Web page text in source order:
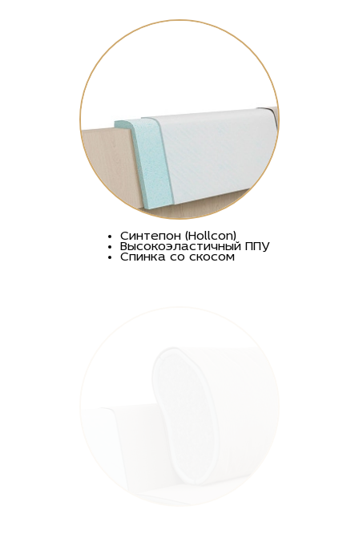
Синтепон (Hollcon)
Высокоэластичный ППУ
Спинка со скосом